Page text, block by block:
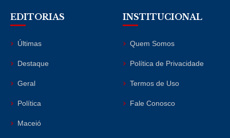
EDITORIAS
Últimas
Destaque
Geral
Política
Maceió
INSTITUCIONAL
Quem Somos
Política de Privacidade
Termos de Uso
Fale Conosco